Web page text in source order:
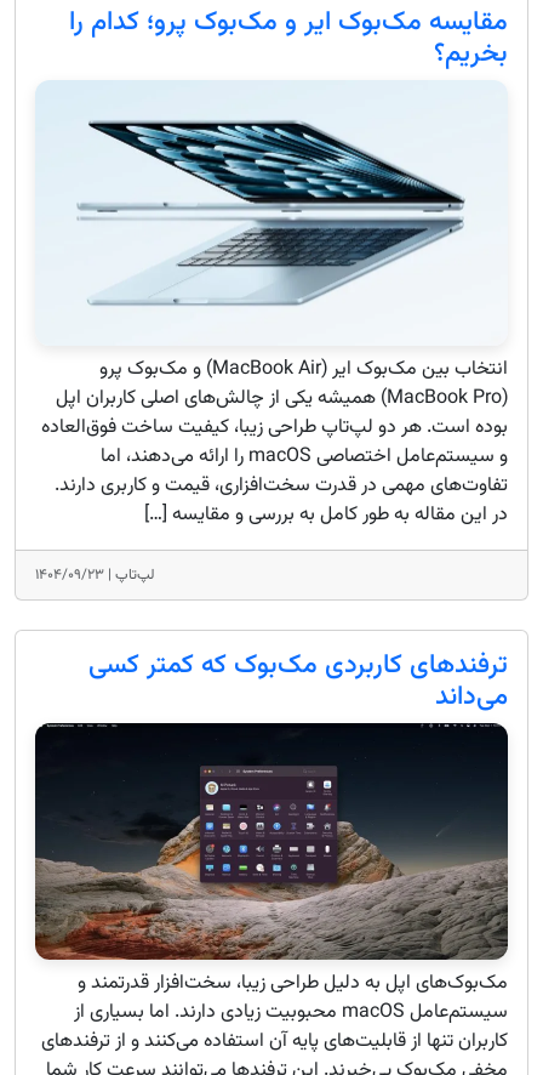
مقایسه مک‌بوک ایر و مک‌بوک پرو؛ کدام را
بخریم؟
انتخاب بین مک‌بوک ایر (MacBook Air) و مک‌بوک پرو
(MacBook Pro) همیشه یکی از چالش‌های اصلی کاربران اپل
بوده است. هر دو لپ‌تاپ طراحی زیبا، کیفیت ساخت فوق‌العاده
و سیستم‌عامل اختصاصی macOS را ارائه می‌دهند، اما
تفاوت‌های مهمی در قدرت سخت‌افزاری، قیمت و کاربری دارند.
در این مقاله به‌ طور کامل به بررسی و مقایسه […]
لپ‌تاپ | ۱۴۰۴/۰۹/۲۳
ترفندهای کاربردی مک‌بوک که کمتر کسی
می‌داند
مک‌بوک‌های اپل به دلیل طراحی زیبا، سخت‌افزار قدرتمند و
سیستم‌عامل macOS محبوبیت زیادی دارند. اما بسیاری از
کاربران تنها از قابلیت‌های پایه آن استفاده می‌کنند و از ترفندهای